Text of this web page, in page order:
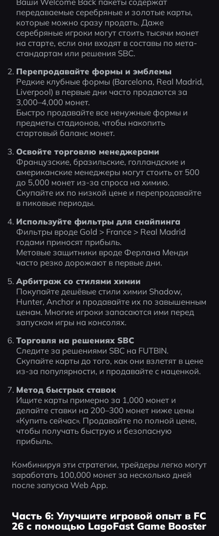
передаваемые серебряные и золотые карты,
которые можно сразу продать. Даже
серебряные игроки могут стоить тысячи монет
на старте, если они входят в составы по мета-
стандартам или решения SBC.
Перепродавайте формы и эмблемы
Редкие клубные формы (Barcelona, Real Madrid,
Liverpool) в первые дни часто продаются за
3,000–4,000 монет.
Быстро продавайте все ненужные формы и
предметы стадионов, чтобы накопить
стартовый баланс монет.
Освойте торговлю менеджерами
Французские, бразильские, голландские и
американские менеджеры могут стоить от 500
до 5,000 монет из-за спроса на химию.
Скупайте их по низкой цене и перепродавайте
в пиковые периоды.
Используйте фильтры для снайпинга
Фильтры вроде Gold > France > Real Madrid
годами приносят прибыль.
Метовые защитники вроде Ферлана Менди
часто резко дорожают в первые дни.
Арбитраж со стилями химии
Покупайте дешёвые стили химии Shadow,
Hunter, Anchor и продавайте их по завышенным
ценам. Многие игроки запасаются ими перед
запуском игры на консолях.
Торговля на решениях SBC
Следите за решениями SBC на FUTBIN.
Скупайте карты до того, как они взлетят в цене
из-за популярности, и продавайте с наценкой.
Метод быстрых ставок
Ищите карты примерно за 1,000 монет и
делайте ставки на 200–300 монет ниже цены
«Купить сейчас». Продавайте по полной цене,
чтобы получать быструю и безопасную
прибыль.
Комбинируя эти стратегии, трейдеры легко могут
заработать 100,000 монет за несколько дней
после запуска Web App.
Часть 6: Улучшите игровой опыт в FC
26 с помощью LagoFast Game Booster